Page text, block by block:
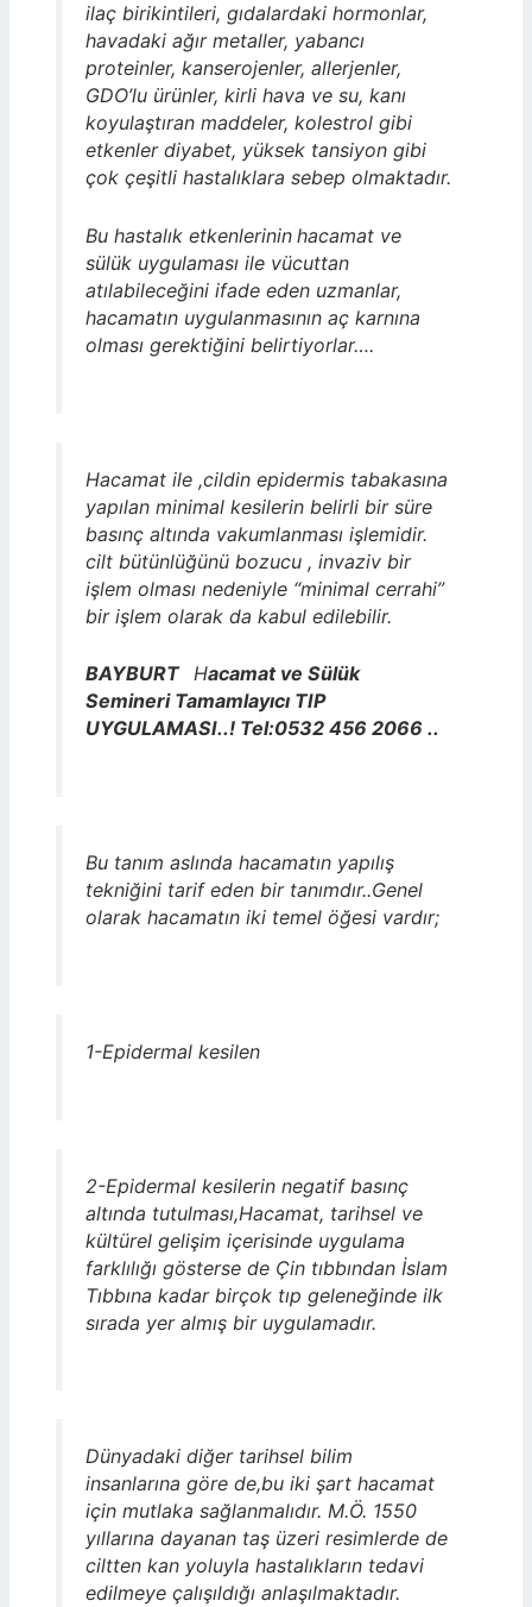
ilaç birikintileri, gıdalardaki hormonlar,
havadaki ağır metaller, yabancı
proteinler, kanserojenler, allerjenler,
GDO’lu ürünler, kirli hava ve su, kanı
koyulaştıran maddeler, kolestrol gibi
etkenler diyabet, yüksek tansiyon gibi
çok çeşitli hastalıklara sebep olmaktadır.
Bu hastalık etkenlerinin hacamat ve
sülük uygulaması ile vücuttan
atılabileceğini ifade eden uzmanlar,
hacamatın uygulanmasının aç karnına
olması gerektiğini belirtiyorlar….
Hacamat ile ,cildin epidermis tabakasına
yapılan minimal kesilerin belirli bir süre
basınç altında vakumlanması işlemidir.
cilt bütünlüğünü bozucu , invaziv bir
işlem olması nedeniyle “minimal cerrahi”
bir işlem olarak da kabul edilebilir.
BAYBURT Hacamat ve Sülük
Semineri Tamamlayıcı TIP
UYGULAMASI..! Tel:0532 456 2066 ..
Bu tanım aslında hacamatın yapılış
tekniğini tarif eden bir tanımdır..Genel
olarak hacamatın iki temel öğesi vardır;
1-Epidermal kesilen
2-Epidermal kesilerin negatif basınç
altında tutulması,Hacamat, tarihsel ve
kültürel gelişim içerisinde uygulama
farklılığı gösterse de Çin tıbbından İslam
Tıbbına kadar birçok tıp geleneğinde ilk
sırada yer almış bir uygulamadır.
Dünyadaki diğer tarihsel bilim
insanlarına göre de,bu iki şart hacamat
için mutlaka sağlanmalıdır. M.Ö. 1550
yıllarına dayanan taş üzeri resimlerde de
ciltten kan yoluyla hastalıkların tedavi
edilmeye çalışıldığı anlaşılmaktadır.